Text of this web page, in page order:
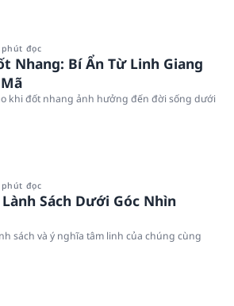
phút đọc
Nhang: Bí Ẩn Từ Linh Giang
khi đốt nhang ảnh hưởng đến đời sống dưới
phút đọc
Sách Dưới Góc Nhìn
sách và ý nghĩa tâm linh của chúng cùng